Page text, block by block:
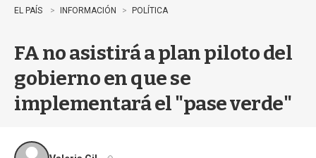
EL PAÍS INFORMACIÓN POLÍTICA
FA no asistirá a plan piloto del
gobierno en que se
implementará el "pase verde"